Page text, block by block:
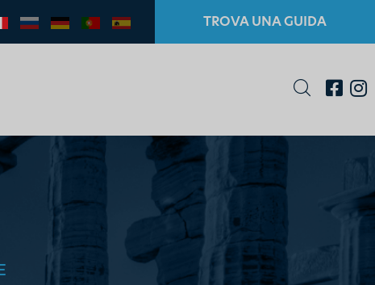
TROVA UNA GUIDA